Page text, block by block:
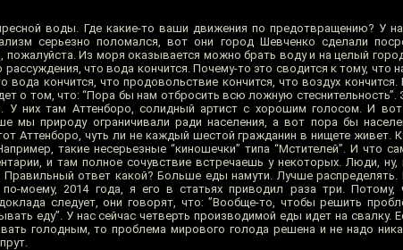
воды. Где какие-то ваши движения по предотвращению? У
серьезно поломался, вот они город Шевченко сделали
Из моря оказывается можно брать воду и на целый
что вода кончится. Почему-то это сводится к тому, что
кончится, что продовольствие кончится, что воздух кончится.
о том, что: “Пора бы нам отбросить всю ложную стеснительность”.
У них там Аттенборо, солидный артист с хорошим голосом. И
мы природу ограничивали ради населения, а вот пора бы
Аттенборо, чуть ли не каждый шестой гражданин в нищете живет.
такие несерьезные “киношечки” типа “Мстителей”. И что
и там полное сочувствие встречаешь у некоторых. Люди, ну,
ответ какой? Больше еды намути. Лучше
моему, 2014 года, я его в статьях приводил раза три. Потому,
следует, они говорят, что: ”Вообще-то, чтобы решить
еду”. У нас сейчас четверть производимой еды идет на свалку.
голодным, то проблема мирового голода решена и не надо